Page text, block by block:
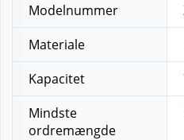
Modelnummer
Materiale
Kapacitet
Mindste
ordremængde